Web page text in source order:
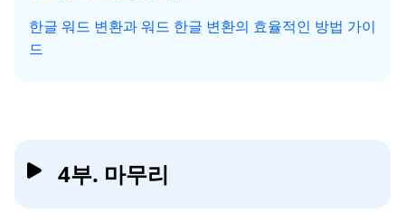
한글 워드 변환과 워드 한글 변환의 효율적인 방법 가이
드
4부. 마무리